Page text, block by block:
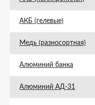
АКБ (гелевые)
Медь (разносортная)
Алюминий банка
Алюминий АД-31